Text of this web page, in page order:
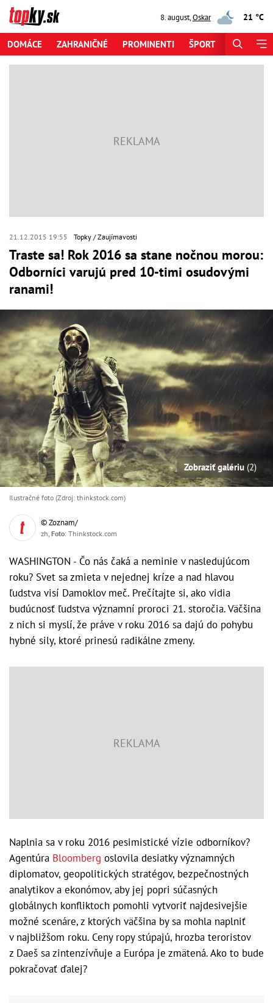
8. august,Oskar 21 °C
DOMÁCE ZAHRANIČNÉ PROMINENTI ŠPORT
21.12.2015 19:55 Topky Zaujímavosti
Traste sa! Rok 2016 sa stane nočnou morou:
Odborníci varujú pred 10-timi osudovými
ranami!
Zobraziť galériu (2)
Ilustračné foto (Zdroj: thinkstock.com)
© Zoznam/
zh, Foto: Thinkstock.com
WASHINGTON - Čo nás čaká a neminie v nasledujúcom
roku? Svet sa zmieta v nejednej kríze a nad hlavou
ľudstva visí Damoklov meč. Prečítajte si, ako vidia
budúcnosť ľudstva významní proroci 21. storočia. Väčšina
z nich si myslí, že práve v roku 2016 sa dajú do pohybu
hybné sily, ktoré prinesú radikálne zmeny.
Naplnia sa v roku 2016 pesimistické vízie odborníkov?
Agentúra Bloomberg oslovila desiatky významných
diplomatov, geopolitických stratégov, bezpečnostných
analytikov a ekonómov, aby jej popri súčasných
globálnych konfliktoch pomohli vytvoriť najdesivejšie
možné scenáre, z ktorých väčšina by sa mohla naplniť
v najbližšom roku. Ceny ropy stúpajú, hrozba teroristov
z Daeš sa zintenzívňuje a Európa je zmätená. Ako to bude
pokračovať ďalej?